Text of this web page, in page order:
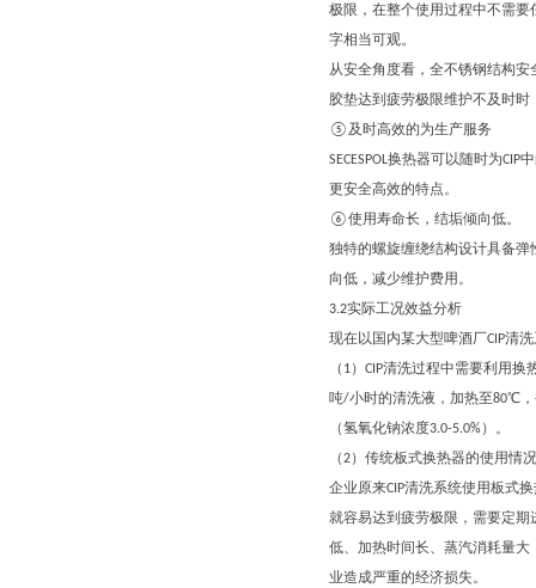
极限，在整个使用过程中不需
字相当可观。
从安全角度看，全不锈钢结构
胶垫达到疲劳极限维护不及时
⑤及时高效的为生产服务
SECESPOL换热器可以随时为
更安全高效的特点。
⑥使用寿命长，结垢倾向低。
独特的螺旋缠绕结构设计具备弹
向低，减少维护费用。
3.2实际工况效益分析
现在以国内某大型啤酒厂CIP清
（1）CIP清洗过程中需要利用
吨/小时的清洗液，加热至80℃
（氢氧化钠浓度3.0-5.0%）。
（2）传统板式换热器的使用情况
企业原来CIP清洗系统使用板式
就容易达到疲劳极限，需要定
低、加热时间长、蒸汽消耗量
业造成严重的经济损失。